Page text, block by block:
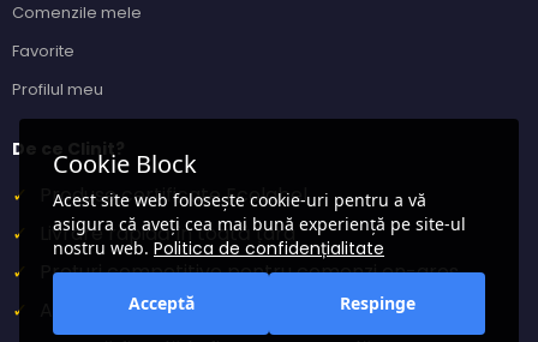
Cookie Block
Acest site web folosește cookie-uri pentru a vă
asigura că aveți cea mai bună experiență pe site-ul
nostru web. Politica de confidențialitate
Acceptă Respinge
Comenzile mele
Favorite
Profilul meu
De ce Clinit?
✓
Produse certificate Ecolabel
✓
Livrare rapidă în toată țara
✓
Prețuri competitive pentru comenzi en-gros
✓
Asistență clienți dedicată